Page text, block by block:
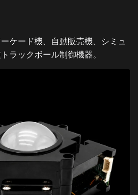
ケード機、自動販売機、シミュ
ラックボール制御機器。